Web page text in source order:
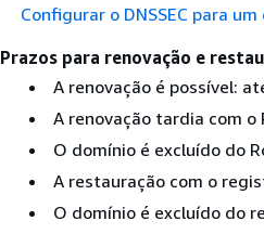
Configurar o DNSSEC para
Prazos para renovação e
A renovação é possível:
A renovação tardia com o
O domínio é excluído do
A restauração com o
O domínio é excluído do